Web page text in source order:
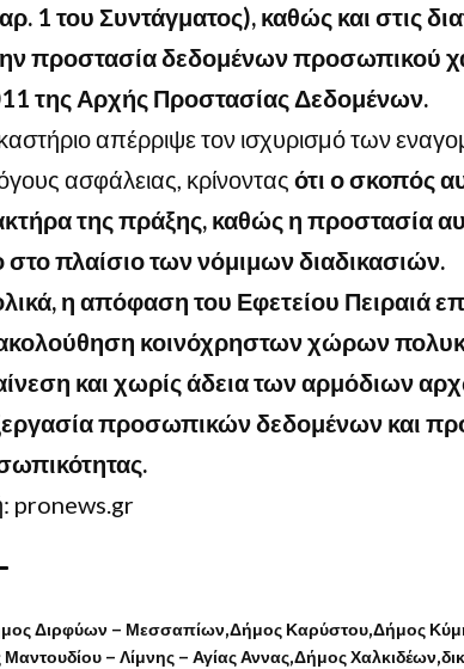
1 του Συντάγματος), καθώς και στις
προστασία δεδομένων προσωπικού
της Αρχής Προστασίας Δεδομένων.
απέρριψε τον ισχυρισμό των
ασφάλειας, κρίνοντας ότι ο σκοπός
της πράξης, καθώς η προστασία
στο πλαίσιο των νόμιμων διαδικασιών.
η απόφαση του Εφετείου Πειραιά
κοινόχρηστων χώρων
και χωρίς άδεια των αρμόδιων
προσωπικών δεδομένων και
pronews.gr
Διρφύων – Μεσσαπίων Δήμος Καρύστου Δήμος
– Λίμνης – Αγίας Αννας Δήμος Χαλκιδέων